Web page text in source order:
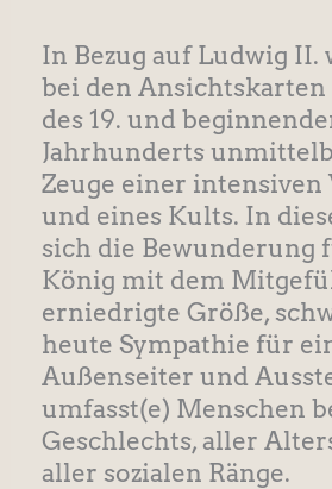
In Bezug auf Ludwig II.
bei den Ansichtskarten
des 19. und
Jahrhunderts
Zeuge einer intensiven
und eines Kults. In
sich die Bewunderung
König mit dem
erniedrigte Größe,
heute Sympathie für
Außenseiter und
umfasst(e) Menschen
Geschlechts, aller
aller sozialen Ränge.